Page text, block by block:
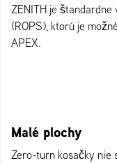
ZENITH je
(ROPS), ktorú je
APEX.
Malé plochy
Zero-turn kosačky nie